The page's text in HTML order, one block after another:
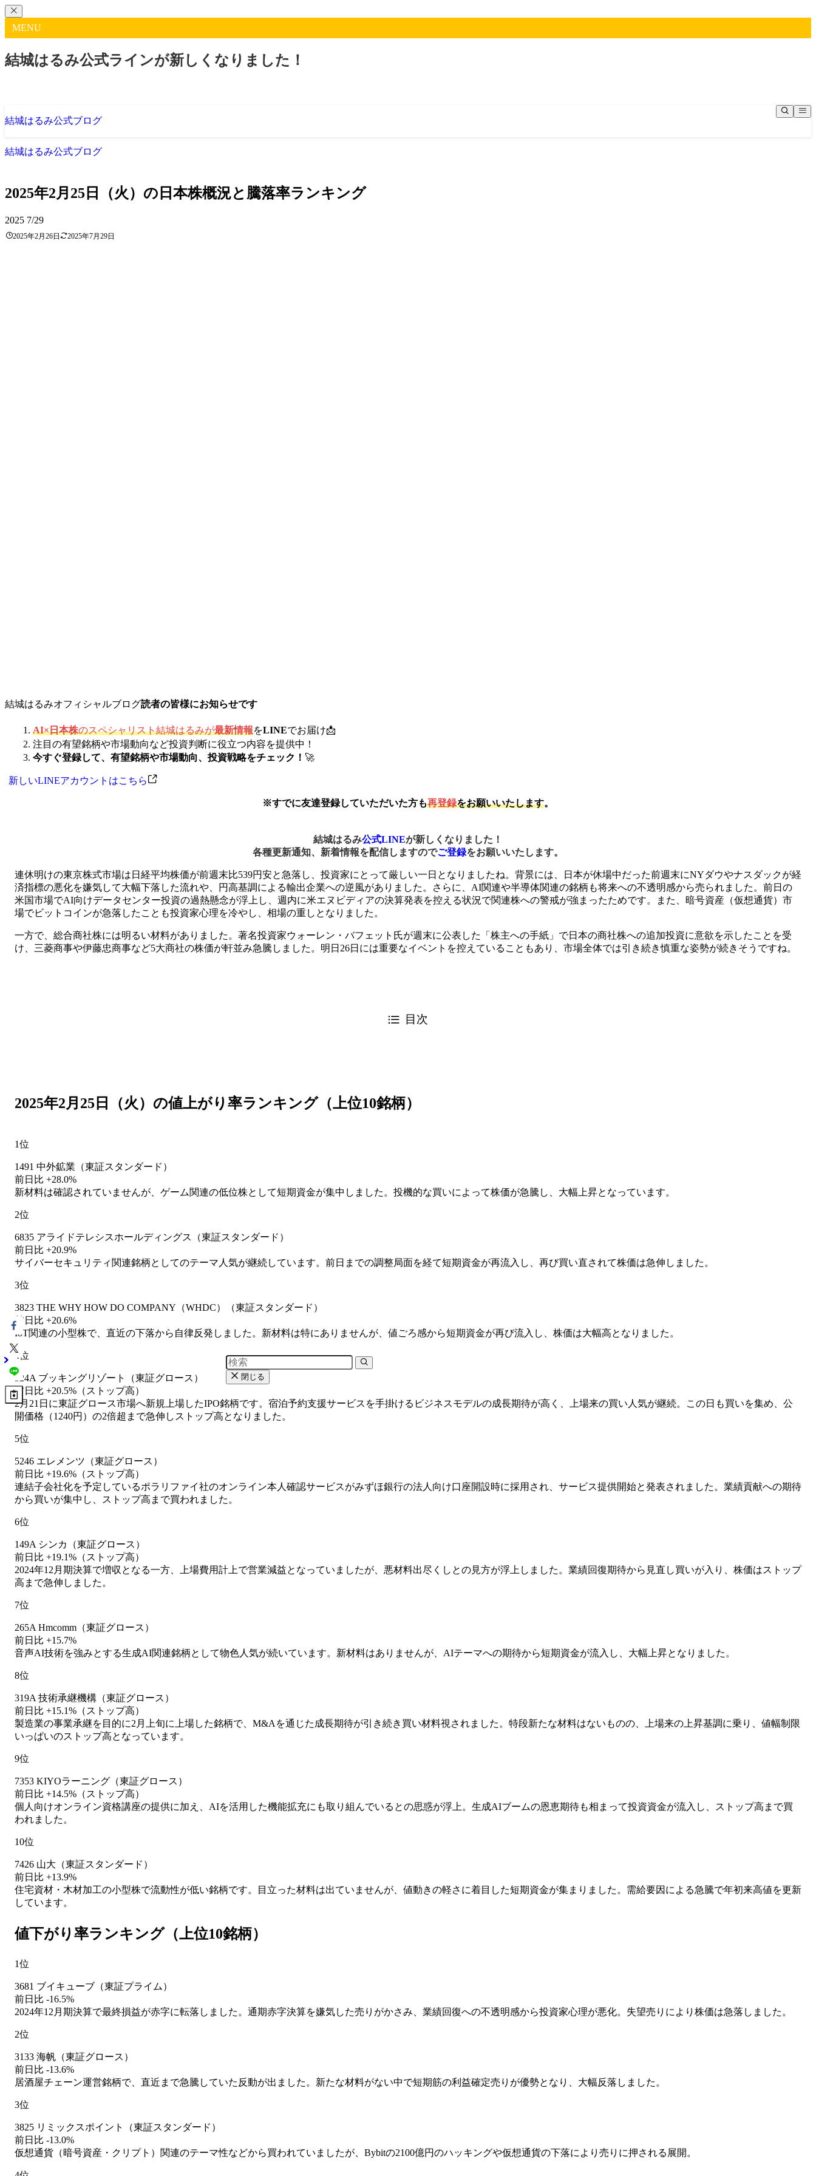
MENU
結城はるみ公式ラインが新しくなりました！
結城はるみ公式ブログ
結城はるみ公式ブログ
2025年2月25日（火）の日本株概況と騰落率ランキング
2025 7/29
2025年2月26日 2025年7月29日
結城はるみオフィシャルブログ読者の皆様にお知らせです
AI×日本株のスペシャリスト結城はるみが最新情報をLINEでお届け📩
注目の有望銘柄や市場動向など投資判断に役立つ内容を提供中！
今すぐ登録して、有望銘柄や市場動向、投資戦略をチェック！ 🚀
新しいLINEアカウントはこちら
※すでに友達登録していただいた方も再登録をお願いいたします。
結城はるみ公式LINEが新しくなりました！
各種更新通知、新着情報を配信しますのでご登録をお願いいたします。
連休明けの東京株式市場は日経平均株価が前週末比539円安と急落し、投資家にとって厳しい一日となりましたね。背景には、日本が休場中だった前週末にNYダウやナスダックが経
済指標の悪化を嫌気して大幅下落した流れや、円高基調による輸出企業への逆風がありました。さらに、AI関連や半導体関連の銘柄も将来への不透明感から売られました。前日の
米国市場でAI向けデータセンター投資の過熱懸念が浮上し、週内に米エヌビディアの決算発表を控える状況で関連株への警戒が強まったためです。また、暗号資産（仮想通貨）市
場でビットコインが急落したことも投資家心理を冷やし、相場の重しとなりました。
一方で、総合商社株には明るい材料がありました。著名投資家ウォーレン・バフェット氏が週末に公表した「株主への手紙」で日本の商社株への追加投資に意欲を示したことを受
け、三菱商事や伊藤忠商事など5大商社の株価が軒並み急騰しました。明日26日には重要なイベントを控えていることもあり、市場全体では引き続き慎重な姿勢が続きそうですね。
目次
2025年2月25日（火）の値上がり率ランキング（上位10銘柄）
1位
1491 中外鉱業（東証スタンダード）
前日比 +28.0%
新材料は確認されていませんが、ゲーム関連の低位株として短期資金が集中しました。投機的な買いによって株価が急騰し、大幅上昇となっています。
2位
6835 アライドテレシスホールディングス（東証スタンダード）
前日比 +20.9%
サイバーセキュリティ関連銘柄としてのテーマ人気が継続しています。前日までの調整局面を経て短期資金が再流入し、再び買い直されて株価は急伸しました。
3位
3823 THE WHY HOW DO COMPANY（WHDC）（東証スタンダード）
前日比 +20.6%
IoT関連の小型株で、直近の下落から自律反発しました。新材料は特にありませんが、値ごろ感から短期資金が再び流入し、株価は大幅高となりました。
4位
324A ブッキングリゾート（東証グロース）
前日比 +20.5%（ストップ高）
2月21日に東証グロース市場へ新規上場したIPO銘柄です。宿泊予約支援サービスを手掛けるビジネスモデルの成長期待が高く、上場来の買い人気が継続。この日も買いを集め、公
開価格（1240円）の2倍超まで急伸しストップ高となりました。
5位
5246 エレメンツ（東証グロース）
前日比 +19.6%（ストップ高）
連結子会社化を予定しているポラリファイ社のオンライン本人確認サービスがみずほ銀行の法人向け口座開設時に採用され、サービス提供開始と発表されました。業績貢献への期待
から買いが集中し、ストップ高まで買われました。
6位
149A シンカ（東証グロース）
前日比 +19.1%（ストップ高）
2024年12月期決算で増収となる一方、上場費用計上で営業減益となっていましたが、悪材料出尽くしとの見方が浮上しました。業績回復期待から見直し買いが入り、株価はストップ
高まで急伸しました。
7位
265A Hmcomm（東証グロース）
前日比 +15.7%
音声AI技術を強みとする生成AI関連銘柄として物色人気が続いています。新材料はありませんが、AIテーマへの期待から短期資金が流入し、大幅上昇となりました。
8位
319A 技術承継機構（東証グロース）
前日比 +15.1%（ストップ高）
製造業の事業承継を目的に2月上旬に上場した銘柄で、M&Aを通じた成長期待が引き続き買い材料視されました。特段新たな材料はないものの、上場来の上昇基調に乗り、値幅制限
いっぱいのストップ高となっています。
9位
7353 KIYOラーニング（東証グロース）
前日比 +14.5%（ストップ高）
個人向けオンライン資格講座の提供に加え、AIを活用した機能拡充にも取り組んでいるとの思惑が浮上。生成AIブームの恩恵期待も相まって投資資金が流入し、ストップ高まで買
われました。
10位
7426 山大（東証スタンダード）
前日比 +13.9%
住宅資材・木材加工の小型株で流動性が低い銘柄です。目立った材料は出ていませんが、値動きの軽さに着目した短期資金が集まりました。需給要因による急騰で年初来高値を更新
しています。
値下がり率ランキング（上位10銘柄）
1位
3681 ブイキューブ（東証プライム）
前日比 -16.5%
2024年12月期決算で最終損益が赤字に転落しました。通期赤字決算を嫌気した売りがかさみ、業績回復への不透明感から投資家心理が悪化。失望売りにより株価は急落しました。
2位
3133 海帆（東証グロース）
前日比 -13.6%
居酒屋チェーン運営銘柄で、直近まで急騰していた反動が出ました。新たな材料がない中で短期筋の利益確定売りが優勢となり、大幅反落しました。
3位
3825 リミックスポイント（東証スタンダード）
前日比 -13.0%
仮想通貨（暗号資産・クリプト）関連のテーマ性などから買われていましたが、Bybitの2100億円のハッキングや仮想通貨の下落により売りに押される展開。
閉じる